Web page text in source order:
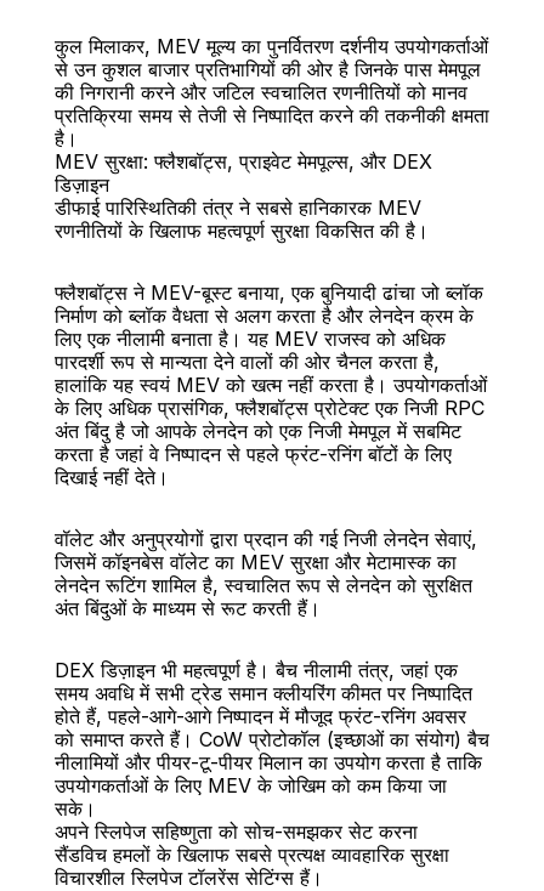
कुल मिलाकर, MEV मूल्य का पुनर्वितरण दर्शनीय उपयोगकर्ताओं
से उन कुशल बाजार प्रतिभागियों की ओर है जिनके पास मेमपूल
की निगरानी करने और जटिल स्वचालित रणनीतियों को मानव
प्रतिक्रिया समय से तेजी से निष्पादित करने की तकनीकी क्षमता
है।
MEV सुरक्षा: फ्लैशबॉट्स, प्राइवेट मेमपूल्स, और DEX
डिज़ाइन
डीफाई पारिस्थितिकी तंत्र ने सबसे हानिकारक MEV
रणनीतियों के खिलाफ महत्वपूर्ण सुरक्षा विकसित की है।
फ्लैशबॉट्स ने MEV-बूस्ट बनाया, एक बुनियादी ढांचा जो ब्लॉक
निर्माण को ब्लॉक वैधता से अलग करता है और लेनदेन क्रम के
लिए एक नीलामी बनाता है। यह MEV राजस्व को अधिक
पारदर्शी रूप से मान्यता देने वालों की ओर चैनल करता है,
हालांकि यह स्वयं MEV को खत्म नहीं करता है। उपयोगकर्ताओं
के लिए अधिक प्रासंगिक, फ्लैशबॉट्स प्रोटेक्ट एक निजी RPC
अंत बिंदु है जो आपके लेनदेन को एक निजी मेमपूल में सबमिट
करता है जहां वे निष्पादन से पहले फ्रंट-रनिंग बॉटों के लिए
दिखाई नहीं देते।
वॉलेट और अनुप्रयोगों द्वारा प्रदान की गई निजी लेनदेन सेवाएं,
जिसमें कॉइनबेस वॉलेट का MEV सुरक्षा और मेटामास्क का
लेनदेन रूटिंग शामिल है, स्वचालित रूप से लेनदेन को सुरक्षित
अंत बिंदुओं के माध्यम से रूट करती हैं।
DEX डिज़ाइन भी महत्वपूर्ण है। बैच नीलामी तंत्र, जहां एक
समय अवधि में सभी ट्रेड समान क्लीयरिंग कीमत पर निष्पादित
होते हैं, पहले-आगे-आगे निष्पादन में मौजूद फ्रंट-रनिंग अवसर
को समाप्त करते हैं। CoW प्रोटोकॉल (इच्छाओं का संयोग) बैच
नीलामियों और पीयर-टू-पीयर मिलान का उपयोग करता है ताकि
उपयोगकर्ताओं के लिए MEV के जोखिम को कम किया जा
सके।
अपने स्लिपेज सहिष्णुता को सोच-समझकर सेट करना
सैंडविच हमलों के खिलाफ सबसे प्रत्यक्ष व्यावहारिक सुरक्षा
विचारशील स्लिपेज टॉलरेंस सेटिंग्स हैं।